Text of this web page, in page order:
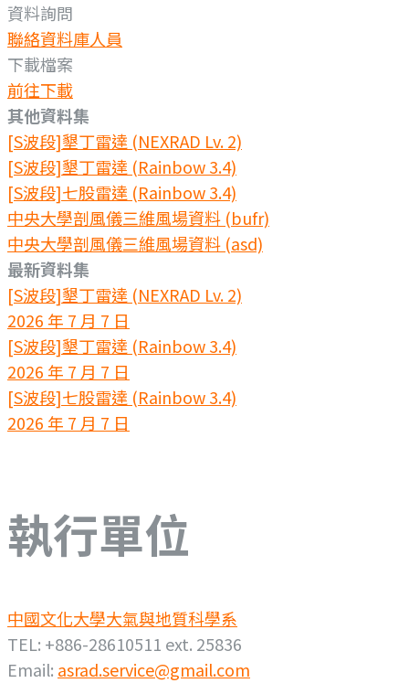
資料詢問
聯絡資料庫人員
下載檔案
前往下載
其他資料集
[S波段]墾丁雷達 (NEXRAD Lv. 2)
[S波段]墾丁雷達 (Rainbow 3.4)
[S波段]七股雷達 (Rainbow 3.4)
中央大學剖風儀三維風場資料 (bufr)
中央大學剖風儀三維風場資料 (asd)
最新資料集
[S波段]墾丁雷達 (NEXRAD Lv. 2)
2026 年 7 月 7 日
[S波段]墾丁雷達 (Rainbow 3.4)
2026 年 7 月 7 日
[S波段]七股雷達 (Rainbow 3.4)
2026 年 7 月 7 日
執行單位
中國文化大學大氣與地質科學系
TEL: +886-28610511 ext. 25836
Email: asrad.service@gmail.com